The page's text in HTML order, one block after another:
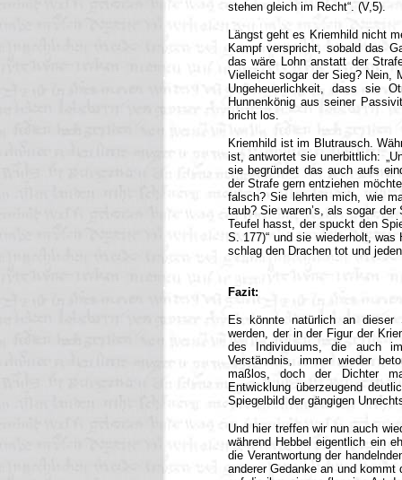
stehen gleich im Recht“. (V,5).
Längst geht es Kriemhild nicht
Kampf verspricht, sobald das
das wäre Lohn anstatt der
Vielleicht sogar der Sieg? Nein,
Ungeheuerlichkeit, dass sie
Hunnenkönig aus seiner
bricht los.
Kriemhild ist im Blutrausch.
ist, antwortet sie unerbittlich:
sie begründet das auch aufs
der Strafe gern entziehen
falsch? Sie lehrten mich, wie
taub? Sie waren’s, als sogar
Teufel hasst, der spuckt den
S. 177)“ und sie wiederholt,
schlag den Drachen tot und
Fazit:
Es könnte natürlich an dieser
werden, der in der Figur der
des Individuums, die auch
Verständnis, immer wieder
maßlos, doch der Dichter
Entwicklung überzeugend
Spiegelbild der gängigen
Und hier treffen wir nun auch
während Hebbel eigentlich ein
die Verantwortung der
anderer Gedanke an und